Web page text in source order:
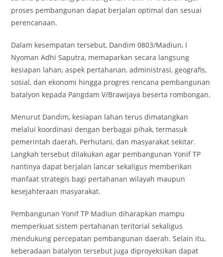
proses pembangunan dapat berjalan optimal dan sesuai
perencanaan.
Dalam kesempatan tersebut, Dandim 0803/Madiun, I
Nyoman Adhi Saputra, memaparkan secara langsung
kesiapan lahan, aspek pertahanan, administrasi, geografis,
sosial, dan ekonomi hingga progres rencana pembangunan
batalyon kepada Pangdam V/Brawijaya beserta rombongan.
Menurut Dandim, kesiapan lahan terus dimatangkan
melalui koordinasi dengan berbagai pihak, termasuk
pemerintah daerah, Perhutani, dan masyarakat sekitar.
Langkah tersebut dilakukan agar pembangunan Yonif TP
nantinya dapat berjalan lancar sekaligus memberikan
manfaat strategis bagi pertahanan wilayah maupun
kesejahteraan masyarakat.
Pembangunan Yonif TP Madiun diharapkan mampu
memperkuat sistem pertahanan teritorial sekaligus
mendukung percepatan pembangunan daerah. Selain itu,
keberadaan batalyon tersebut juga diproyeksikan dapat